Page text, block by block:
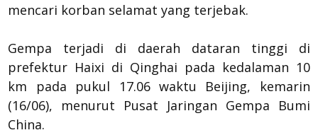
mencari korban selamat yang terjebak.
Gempa terjadi di daerah dataran tinggi di
prefektur Haixi di Qinghai pada kedalaman 10
km pada pukul 17.06 waktu Beijing, kemarin
(16/06), menurut Pusat Jaringan Gempa Bumi
China.